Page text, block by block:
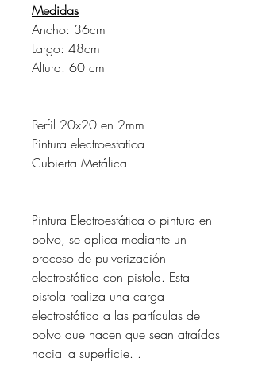
Medidas
Ancho: 36cm
Largo: 48cm
Altura: 60 cm
Perfil 20x20 en 2mm
Pintura electroestatica
Cubierta Metálica
Pintura Electroestática o pintura en
polvo, se aplica mediante un
proceso de pulverización
electrostática con pistola. Esta
pistola realiza una carga
electrostática a las partículas de
polvo que hacen que sean atraídas
hacia la superficie. .